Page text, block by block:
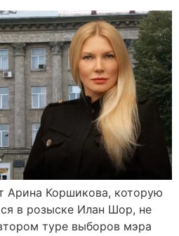
Арина Коршикова, которую
в розыске Илан Шор, не
туре выборов мэра